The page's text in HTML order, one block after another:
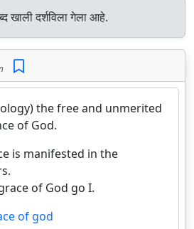
खाली दर्शविला गेला आहे.
the free and unmerited
of God.
is manifested in the
of God go I.
of god